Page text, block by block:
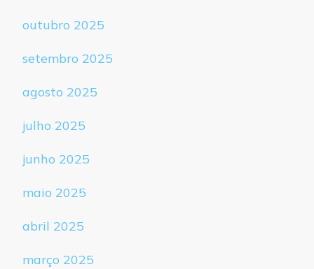
outubro 2025
setembro 2025
agosto 2025
julho 2025
junho 2025
maio 2025
abril 2025
março 2025